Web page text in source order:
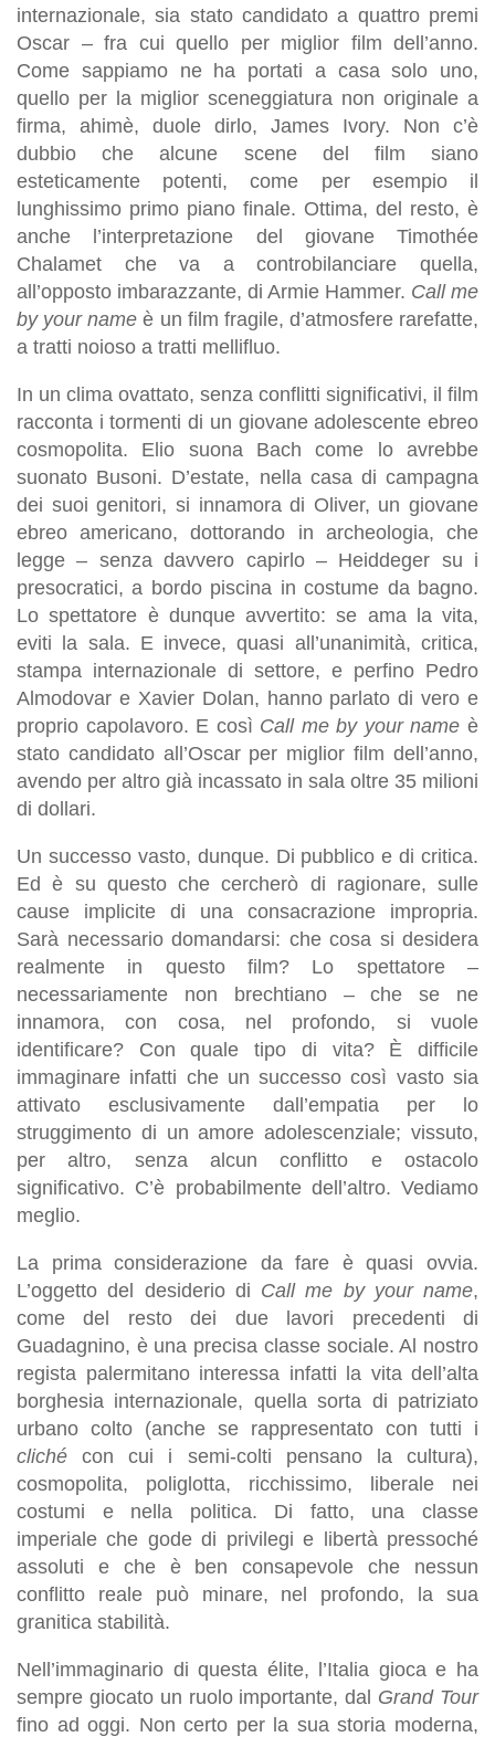
internazionale, sia stato candidato a quattro premi
Oscar – fra cui quello per miglior film dell’anno.
Come sappiamo ne ha portati a casa solo uno,
quello per la miglior sceneggiatura non originale a
firma, ahimè, duole dirlo, James Ivory. Non c’è
dubbio che alcune scene del film siano
esteticamente potenti, come per esempio il
lunghissimo primo piano finale. Ottima, del resto, è
anche l’interpretazione del giovane Timothée
Chalamet che va a controbilanciare quella,
all’opposto imbarazzante, di Armie Hammer. Call me
by your name è un film fragile, d’atmosfere rarefatte,
a tratti noioso a tratti mellifluo.
In un clima ovattato, senza conflitti significativi, il film
racconta i tormenti di un giovane adolescente ebreo
cosmopolita. Elio suona Bach come lo avrebbe
suonato Busoni. D’estate, nella casa di campagna
dei suoi genitori, si innamora di Oliver, un giovane
ebreo americano, dottorando in archeologia, che
legge – senza davvero capirlo – Heiddeger su i
presocratici, a bordo piscina in costume da bagno.
Lo spettatore è dunque avvertito: se ama la vita,
eviti la sala. E invece, quasi all’unanimità, critica,
stampa internazionale di settore, e perfino Pedro
Almodovar e Xavier Dolan, hanno parlato di vero e
proprio capolavoro. E così Call me by your name è
stato candidato all’Oscar per miglior film dell’anno,
avendo per altro già incassato in sala oltre 35 milioni
di dollari.
Un successo vasto, dunque. Di pubblico e di critica.
Ed è su questo che cercherò di ragionare, sulle
cause implicite di una consacrazione impropria.
Sarà necessario domandarsi: che cosa si desidera
realmente in questo film? Lo spettatore –
necessariamente non brechtiano – che se ne
innamora, con cosa, nel profondo, si vuole
identificare? Con quale tipo di vita? È difficile
immaginare infatti che un successo così vasto sia
attivato esclusivamente dall’empatia per lo
struggimento di un amore adolescenziale; vissuto,
per altro, senza alcun conflitto e ostacolo
significativo. C’è probabilmente dell’altro. Vediamo
meglio.
La prima considerazione da fare è quasi ovvia.
L’oggetto del desiderio di Call me by your name,
come del resto dei due lavori precedenti di
Guadagnino, è una precisa classe sociale. Al nostro
regista palermitano interessa infatti la vita dell’alta
borghesia internazionale, quella sorta di patriziato
urbano colto (anche se rappresentato con tutti i
cliché con cui i semi-colti pensano la cultura),
cosmopolita, poliglotta, ricchissimo, liberale nei
costumi e nella politica. Di fatto, una classe
imperiale che gode di privilegi e libertà pressoché
assoluti e che è ben consapevole che nessun
conflitto reale può minare, nel profondo, la sua
granitica stabilità.
Nell’immaginario di questa élite, l’Italia gioca e ha
sempre giocato un ruolo importante, dal Grand Tour
fino ad oggi. Non certo per la sua storia moderna,